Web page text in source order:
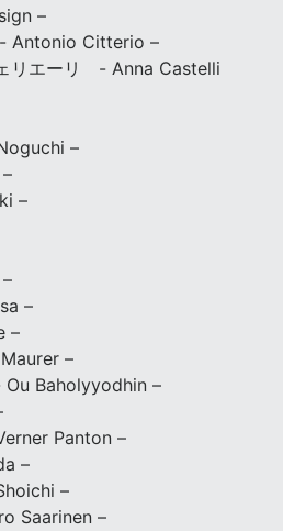
–
Antonio Citterio –
リエーリ - Anna Castelli
–
–
–
–
–
Baholyyodhin –
Panton –
–
–
Saarinen –